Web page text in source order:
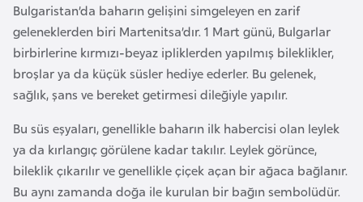
Bulgaristan’da baharın gelişini simgeleyen en zarif
geleneklerden biri Martenitsa’dır. 1 Mart günü, Bulgarlar
birbirlerine kırmızı-beyaz ipliklerden yapılmış bileklikler,
broşlar ya da küçük süsler hediye ederler. Bu gelenek,
sağlık, şans ve bereket getirmesi dileğiyle yapılır.
Bu süs eşyaları, genellikle baharın ilk habercisi olan leylek
ya da kırlangıç görülene kadar takılır. Leylek görünce,
bileklik çıkarılır ve genellikle çiçek açan bir ağaca bağlanır.
Bu aynı zamanda doğa ile kurulan bir bağın sembolüdür.
B
e
l
a
r
u
s
B